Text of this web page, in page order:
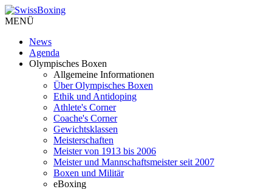
MENÜ
News
Agenda
Olympisches Boxen
Allgemeine Informationen
Über Olympisches Boxen
Ethik und Antidoping
Athlete's Corner
Coache's Corner
Gewichtsklassen
Meisterschaften
Meister von 1913 bis 2006
Meister und Mannschaftsmeister seit 2007
Boxen und Militär
eBoxing